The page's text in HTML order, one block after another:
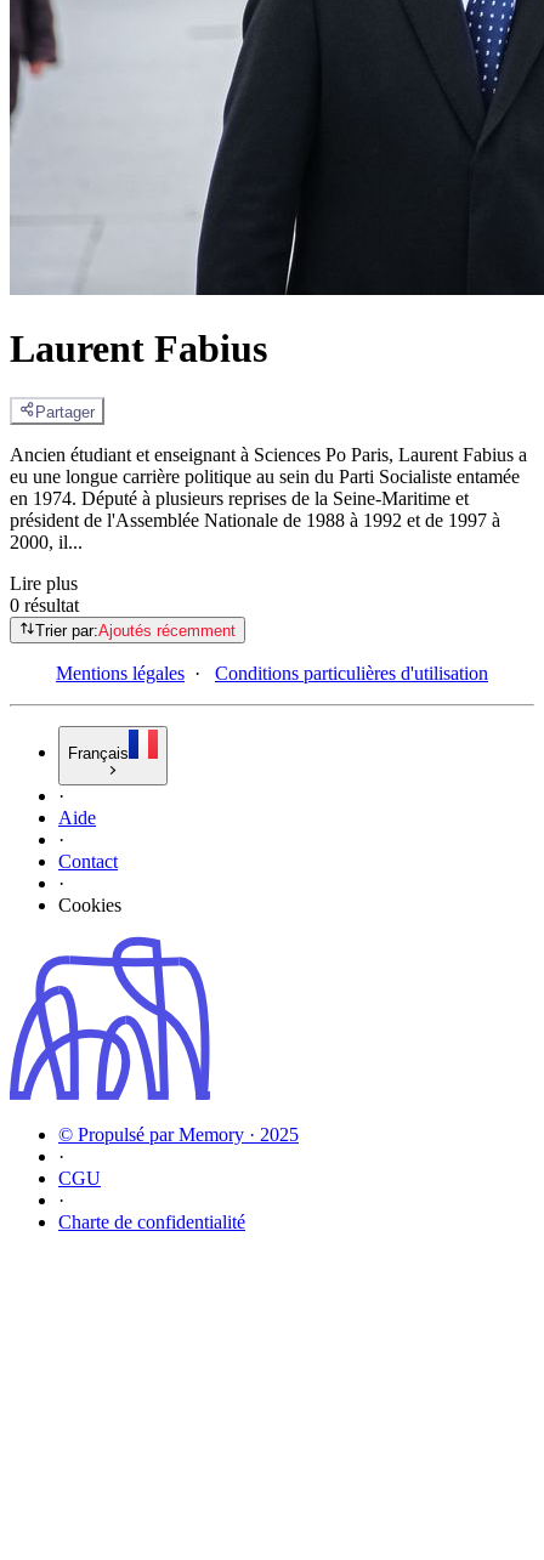
Laurent Fabius
Partager
Ancien étudiant et enseignant à Sciences Po Paris, Laurent Fabius a
eu une longue carrière politique au sein du Parti Socialiste entamée
en 1974. Député à plusieurs reprises de la Seine-Maritime et
président de l'Assemblée Nationale de 1988 à 1992 et de 1997 à
2000, il...
Lire plus
0 résultat
Trier par:Ajoutés récemment
Mentions légales · Conditions particulières d'utilisation
Français
·
Aide
·
Contact
·
Cookies
© Propulsé par Memory · 2025
·
CGU
·
Charte de confidentialité